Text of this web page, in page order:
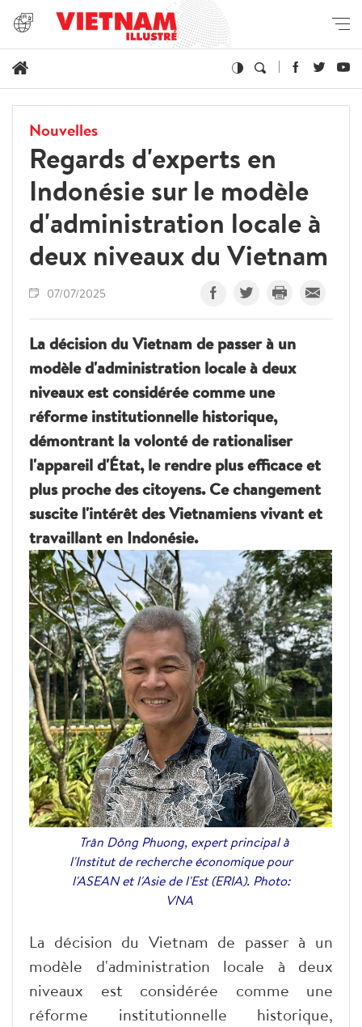
Nouvelles
Regards d'experts en
Indonésie sur le modèle
d'administration locale à
deux niveaux du Vietnam
07/07/2025
La décision du Vietnam de passer à un
modèle d'administration locale à deux
niveaux est considérée comme une
réforme institutionnelle historique,
démontrant la volonté de rationaliser
l'appareil d'État, le rendre plus efficace et
plus proche des citoyens. Ce changement
suscite l'intérêt des Vietnamiens vivant et
travaillant en Indonésie.
Trân Dông Phuong, expert principal à
l'Institut de recherche économique pour
l'ASEAN et l'Asie de l'Est (ERIA). Photo:
VNA
La décision du Vietnam de passer à un
modèle d'administration locale à deux
niveaux est considérée comme une
réforme institutionnelle historique,